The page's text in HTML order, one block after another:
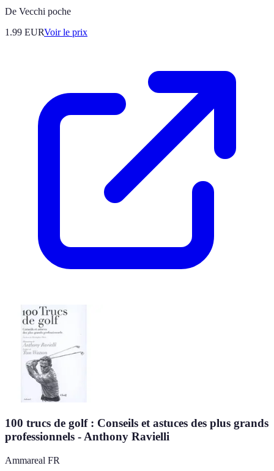
De Vecchi poche
1.99 EURVoir le prix
100 trucs de golf : Conseils et astuces des plus grands
professionnels - Anthony Ravielli
Ammareal FR